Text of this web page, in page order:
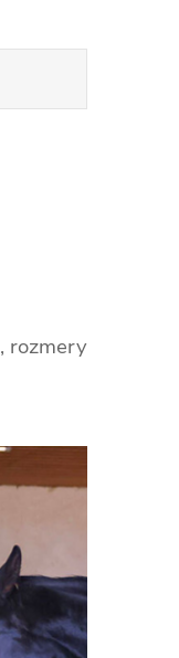
, rozmery